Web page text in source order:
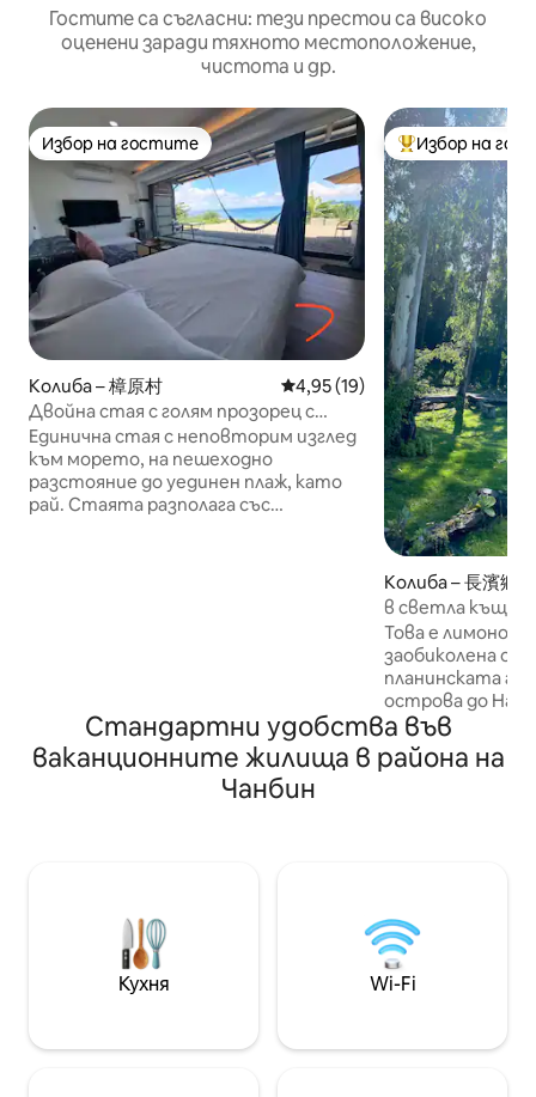
Гостите са съгласни: тези престои са високо
оценени заради тяхното местоположение,
чистота и др.
Избор на гостите
Избор на гостите
Колиба – 樟原村 Средна оценка: 4,95 от 5,
4,95 (19)
Двойна стая с голям прозорец с
изглед към морето и
самостоятелна вана
Единична стая с неповторим изглед
към морето, на пешеходно
разстояние до уединен плаж, като
рай. Стаята разполага със
телевизор с плосък екран и малко
двойно легло за деца (500 долара на
нощувка за допълнително дете,
моля, уведомете домакина след
резервацията). Можете да се
звездите, млечния път и лунната
притеснявате за настаняване на
самообслужване, вратата на
масата и сте добре дошли по всяко
Най-популярен
Избор на
Колиба – 長濱鄉
в светла къща
Това е
заобиколена от
планинската гора Имуните
острова до
гледка към
започна да
е подхранен и
толкова
да споделя
това
ви опозная. За
„спокойствие“
Стандартни удобства във
ваканционните жилища в района на
Чанбин
Кухня Wi-Fi